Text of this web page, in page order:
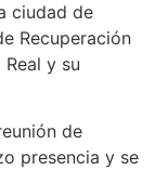
ciudad de
Recuperación
y su
de
presencia y se